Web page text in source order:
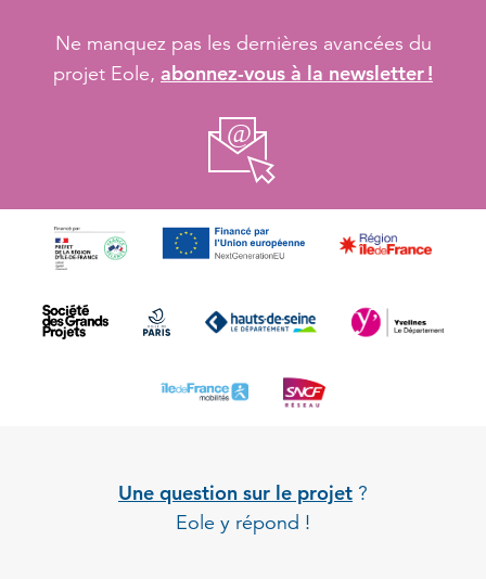
Ne manquez pas les dernières avancées du
projet Eole, abonnez-vous à la newsletter !
Une question sur le projet ?
Eole y répond !